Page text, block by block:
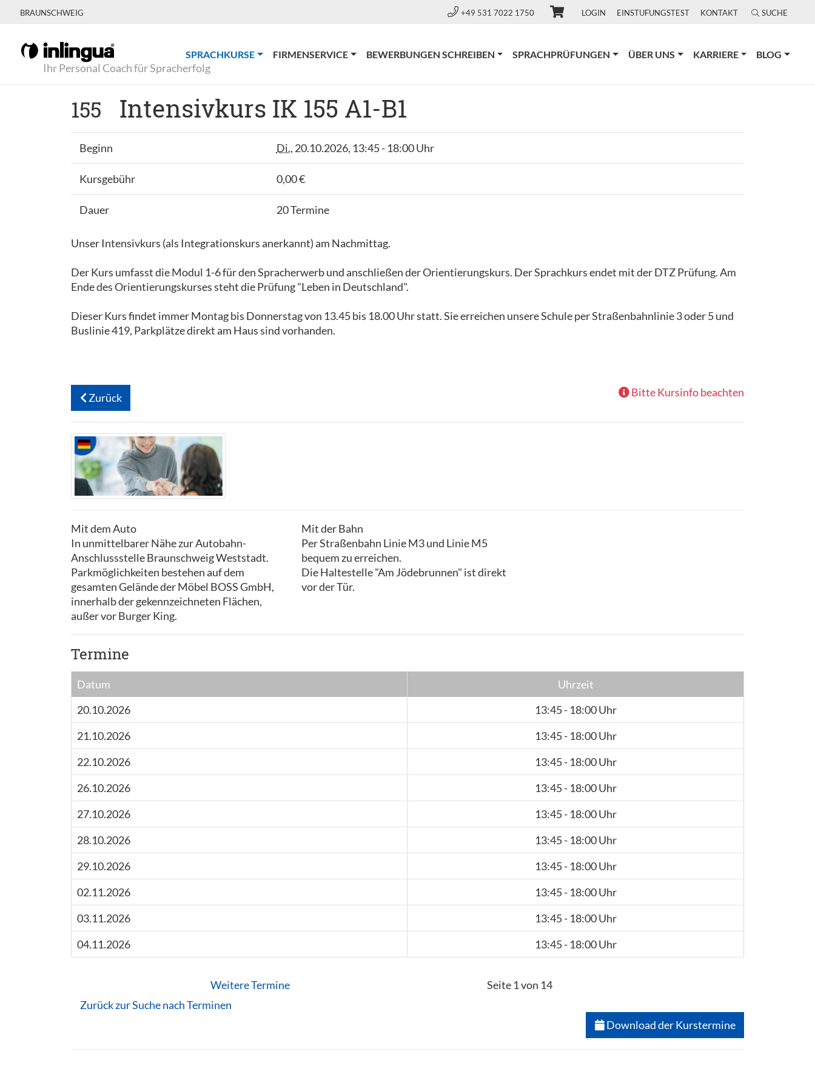
BRAUNSCHWEIG +49 531 7022 1750 LOGIN EINSTUFUNGSTEST KONTAKT SUCHE
Ihr Personal Coach für Spracherfolg
SPRACHKURSE(CURRENT)
FIRMENSERVICE BEWERBUNGEN SCHREIBEN SPRACHPRÜFUNGEN ÜBER UNS KARRIERE BLOG
155 Intensivkurs IK 155 A1-B1
Beginn Di., 20.10.2026, 13:45 - 18:00 Uhr
Kursgebühr 0,00 €
Dauer 20 Termine
Unser Intensivkurs (als Integrationskurs anerkannt) am Nachmittag.
Der Kurs umfasst die Modul 1-6 für den Spracherwerb und anschließen der Orientierungskurs. Der Sprachkurs endet mit der DTZ Prüfung. Am
Ende des Orientierungskurses steht die Prüfung "Leben in Deutschland".
Dieser Kurs findet immer Montag bis Donnerstag von 13.45 bis 18.00 Uhr statt. Sie erreichen unsere Schule per Straßenbahnlinie 3 oder 5 und
Buslinie 419, Parkplätze direkt am Haus sind vorhanden.
Zurück Bitte Kursinfo beachten
Mit dem Auto
In unmittelbarer Nähe zur Autobahn-
Anschlussstelle Braunschweig Weststadt.
Parkmöglichkeiten bestehen auf dem
gesamten Gelände der Möbel BOSS GmbH,
innerhalb der gekennzeichneten Flächen,
außer vor Burger King.
Mit der Bahn
Per Straßenbahn Linie M3 und Linie M5
bequem zu erreichen.
Die Haltestelle "Am Jödebrunnen" ist direkt
vor der Tür.
Termine
Datum
Uhrzeit
20.10.2026
13:45 - 18:00 Uhr
21.10.2026
13:45 - 18:00 Uhr
22.10.2026
13:45 - 18:00 Uhr
26.10.2026
13:45 - 18:00 Uhr
27.10.2026
13:45 - 18:00 Uhr
28.10.2026
13:45 - 18:00 Uhr
29.10.2026
13:45 - 18:00 Uhr
02.11.2026
13:45 - 18:00 Uhr
03.11.2026
13:45 - 18:00 Uhr
04.11.2026
13:45 - 18:00 Uhr
Weitere Termine
Seite 1 von 14
Zurück zur Suche nach Terminen
Download der Kurstermine